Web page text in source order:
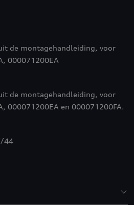
de montagehandleiding, voor
000071200EA
de montagehandleiding, voor
000071200EA en 000071200FA.
44